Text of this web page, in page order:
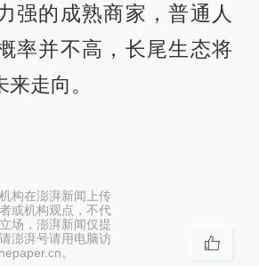
强的成熟商家，普通人
率并不高，长尾生态将
来走向。
构在澎湃新闻上传
或机构观点，不代
场，澎湃新闻仅提
澎湃号请用电脑访
。